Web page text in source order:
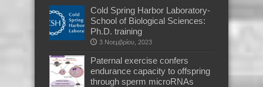
Cold Spring Harbor Laboratory-
School of Biological Sciences:
Ph.D. training
3 Νοεμβρίου, 2023
Paternal exercise confers
endurance capacity to offspring
through sperm microRNAs